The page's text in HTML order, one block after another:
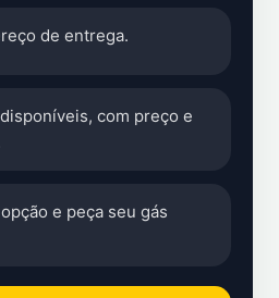
de entrega.
com preço e
e peça seu gás